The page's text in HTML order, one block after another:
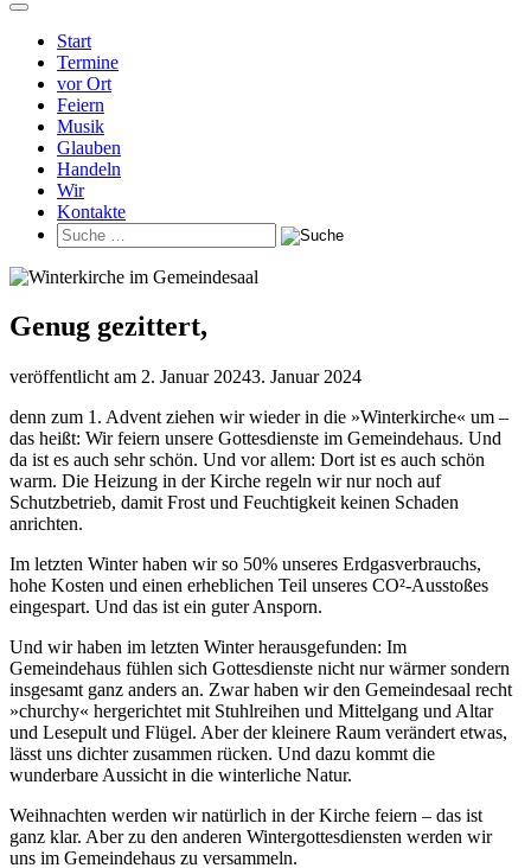
Start
Termine
vor Ort
Feiern
Musik
Glauben
Handeln
Wir
Kontakte
Genug gezittert,
veröffentlicht am 2. Januar 20243. Januar 2024
denn zum 1. Advent ziehen wir wieder in die »Winterkirche« um –
das heißt: Wir feiern unsere Gottesdienste im Gemeindehaus. Und
da ist es auch sehr schön. Und vor allem: Dort ist es auch schön
warm. Die Heizung in der Kirche regeln wir nur noch auf
Schutzbetrieb, damit Frost und Feuchtigkeit keinen Schaden
anrichten.
Im letzten Winter haben wir so 50% unseres Erdgasverbrauchs,
hohe Kosten und einen erheblichen Teil unseres CO²-Ausstoßes
eingespart. Und das ist ein guter Ansporn.
Und wir haben im letzten Winter herausgefunden: Im
Gemeindehaus fühlen sich Gottesdienste nicht nur wärmer sondern
insgesamt ganz anders an. Zwar haben wir den Gemeindesaal recht
»churchy« hergerichtet mit Stuhlreihen und Mittelgang und Altar
und Lesepult und Flügel. Aber der kleinere Raum verändert etwas,
lässt uns dichter zusammen rücken. Und dazu kommt die
wunderbare Aussicht in die winterliche Natur.
Weihnachten werden wir natürlich in der Kirche feiern – das ist
ganz klar. Aber zu den anderen Wintergottesdiensten werden wir
uns im Gemeindehaus zu versammeln.